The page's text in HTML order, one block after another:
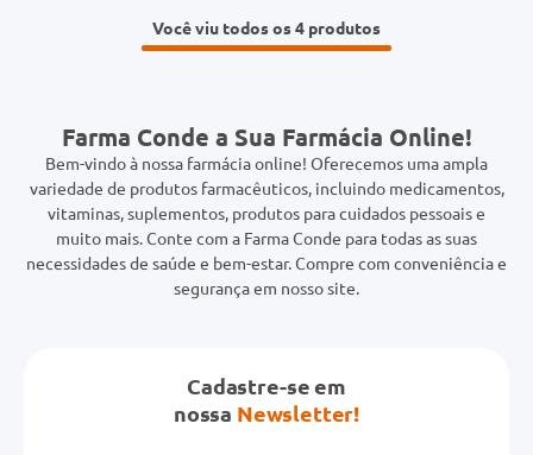
Você viu todos os 4
Farma Conde a Sua Farmácia Online!
Bem-vindo à nossa farmácia online! Oferecemos uma ampla
variedade de produtos farmacêuticos, incluindo medicamentos,
vitaminas, suplementos, produtos para cuidados pessoais e
muito mais. Conte com a Farma Conde para todas as suas
necessidades de saúde e bem-estar. Compre com conveniência e
segurança em nosso site.
Cadastre-se em
nossa Newsletter!